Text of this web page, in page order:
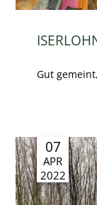
Gut
07
APR
2022